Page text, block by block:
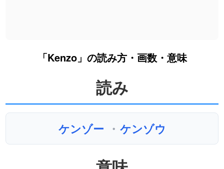
「Kenzo」の読み方・画数・意味
読み
ケンゾー ・ ケンゾウ